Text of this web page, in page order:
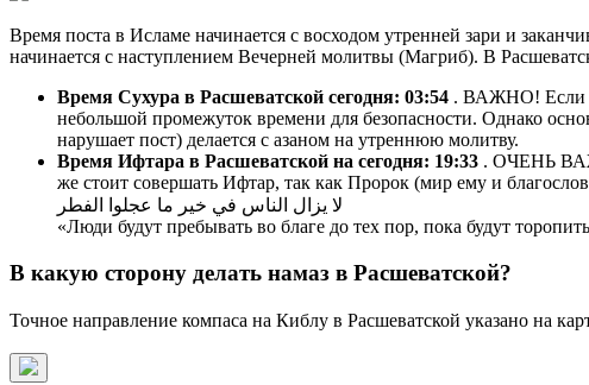
Время поста в Исламе начинается с восходом утренней зари и
начинается с наступлением Вечерней молитвы (Магриб). В
Время Сухура в Расшеватской сегодня: 03:54 . ВАЖНО! Если
небольшой промежуток времени для безопасности. Однако
нарушает пост) делается с азаном на утреннюю молитву.
Время Ифтара в Расшеватской на сегодня: 19:33 . ОЧЕНЬ
же стоит совершать Ифтар, так как Пророк (мир ему и
لا يزال الناس في خير ما عجلوا الفطر
«Люди будут пребывать во благе до тех пор, пока будут
В какую сторону делать намаз в Расшеватской?
Точное направление компаса на Киблу в Расшеватской указано на